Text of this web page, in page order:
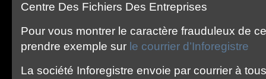
Centre Des Fichiers Des Entreprises
Pour vous montrer le caractère frauduleux de
prendre exemple sur le courrier d’Inforegistre
La société Inforegistre envoie par courrier à